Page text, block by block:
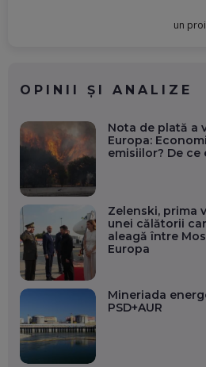
un
OPINII ȘI ANALIZE
Nota de plată a
Europa:
emisiilor? De ce
Zelenski, prima
unei călătorii
aleagă între
Europa
Mineriada
PSD+AUR